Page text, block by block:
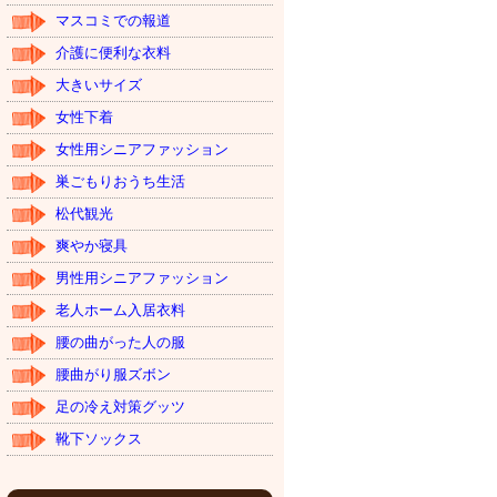
マスコミでの報道
介護に便利な衣料
大きいサイズ
女性下着
女性用シニアファッション
巣ごもりおうち生活
松代観光
爽やか寝具
男性用シニアファッション
老人ホーム入居衣料
腰の曲がった人の服
腰曲がり服ズボン
足の冷え対策グッツ
靴下ソックス